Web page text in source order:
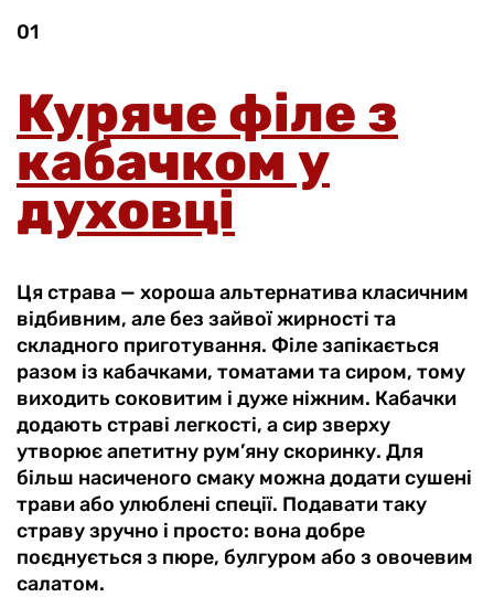
01
Куряче філе з
кабачком у
духовці
Ця страва — хороша альтернатива класичним
відбивним, але без зайвої жирності та
складного приготування. Філе запікається
разом із кабачками, томатами та сиром, тому
виходить соковитим і дуже ніжним. Кабачки
додають страві легкості, а сир зверху
утворює апетитну рум’яну скоринку. Для
більш насиченого смаку можна додати сушені
трави або улюблені спеції. Подавати таку
страву зручно і просто: вона добре
поєднується з пюре, булгуром або з овочевим
салатом.